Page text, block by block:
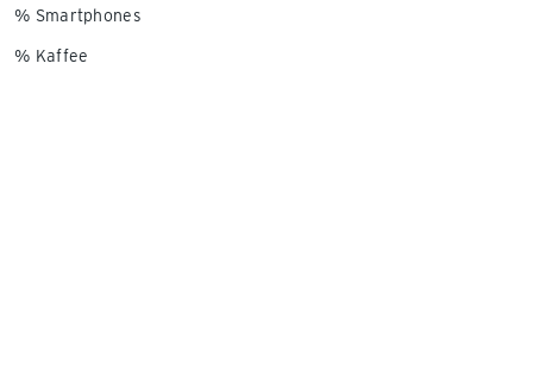
% Smartphones
% Kaffee